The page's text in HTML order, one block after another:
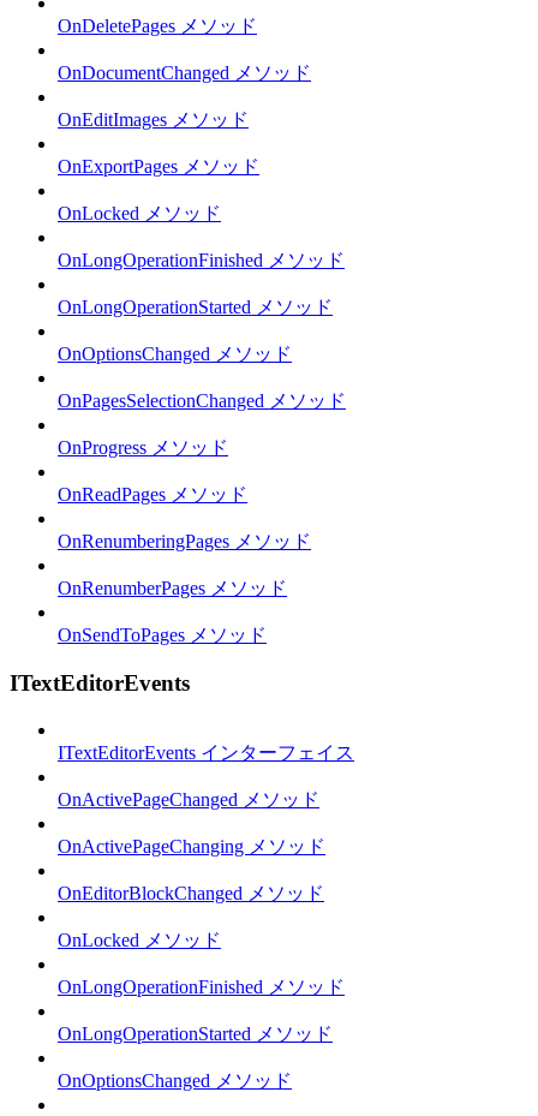
OnDeletePages メソッド
OnDocumentChanged メソッド
OnEditImages メソッド
OnExportPages メソッド
OnLocked メソッド
OnLongOperationFinished メソッド
OnLongOperationStarted メソッド
OnOptionsChanged メソッド
OnPagesSelectionChanged メソッド
OnProgress メソッド
OnReadPages メソッド
OnRenumberingPages メソッド
OnRenumberPages メソッド
OnSendToPages メソッド
ITextEditorEvents
ITextEditorEvents インターフェイス
OnActivePageChanged メソッド
OnActivePageChanging メソッド
OnEditorBlockChanged メソッド
OnLocked メソッド
OnLongOperationFinished メソッド
OnLongOperationStarted メソッド
OnOptionsChanged メソッド